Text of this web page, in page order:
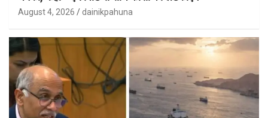
August 4, 2026 dainikpahuna